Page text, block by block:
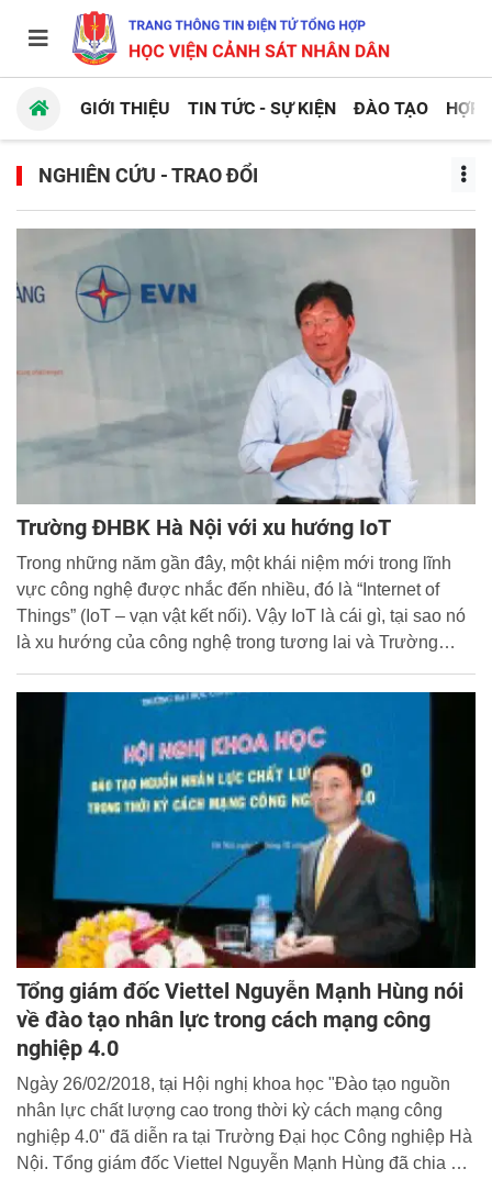
GIỚI THIỆU TIN TỨC - SỰ KIỆN ĐÀO TẠO HỢP
NGHIÊN CỨU - TRAO ĐỔI
Trường ĐHBK Hà Nội với xu hướng IoT
Trong những năm gần đây, một khái niệm mới trong lĩnh
vực công nghệ được nhắc đến nhiều, đó là “Internet of
Things” (IoT – vạn vật kết nối). Vậy IoT là cái gì, tại sao nó
là xu hướng của công nghệ trong tương lai và Trường
Tổng giám đốc Viettel Nguyễn Mạnh Hùng nói
về đào tạo nhân lực trong cách mạng công
nghiệp 4.0
Ngày 26/02/2018, tại Hội nghị khoa học "Đào tạo nguồn
nhân lực chất lượng cao trong thời kỳ cách mạng công
nghiệp 4.0" đã diễn ra tại Trường Đại học Công nghiệp Hà
Nội. Tổng giám đốc Viettel Nguyễn Mạnh Hùng đã chia sẻ